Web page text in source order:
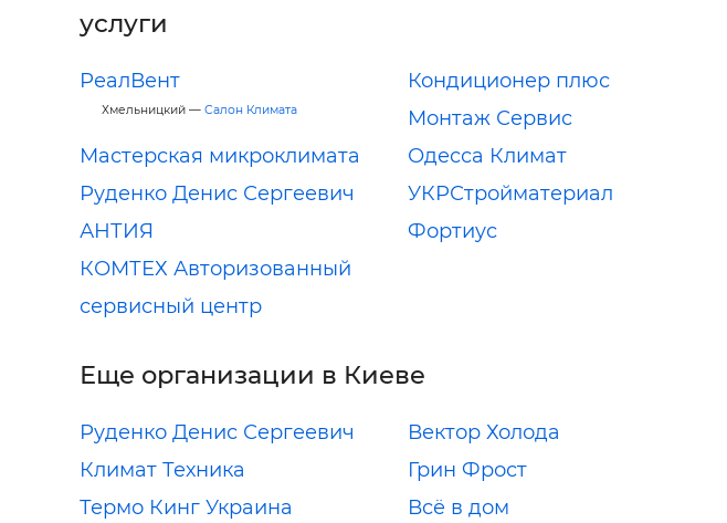
услуги
РеалВент
Хмельницкий — Салон Климата
Кондиционер плюс
Монтаж Сервис
Мастерская микроклимата
Одесса Климат
Руденко Денис Сергеевич
УКРСтройматериал
АНТИЯ
Фортиус
КОМТЕХ Авторизованный
сервисный центр
Еще организации в Киеве
Руденко Денис Сергеевич
Вектор Холода
Климат Техника
Грин Фрост
Термо Кинг Украина
Всё в дом